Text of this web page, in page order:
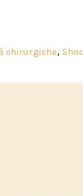
chirurgiche,